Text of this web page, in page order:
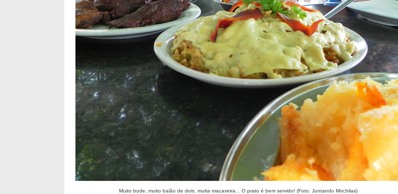
Muito bode, muito baião de dois, muita macaxeira... O prato é bem servido! (Foto: Juntando Mochilas)